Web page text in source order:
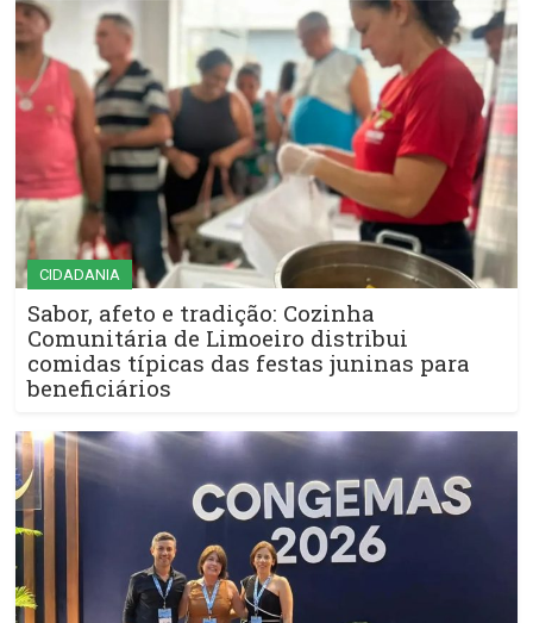
CIDADANIA
Sabor, afeto e tradição: Cozinha
Comunitária de Limoeiro distribui
comidas típicas das festas juninas para
beneficiários